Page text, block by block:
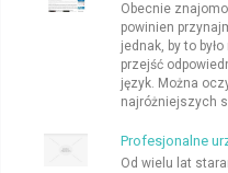
Obecnie
powinien
jednak, by to
przejść
język. Można
najróżniejszych
Profesjonalne
Od wielu lat